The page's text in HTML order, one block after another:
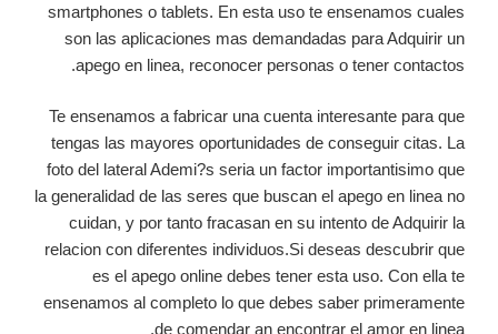
smartphones o tablets. En esta uso te ensenamos cuales
son las aplicaciones mas demandadas para Adquirir un
apego en linea, reconocer personas o tener contactos.
Te ensenamos a fabricar una cuenta interesante para que
tengas las mayores oportunidades de conseguir citas. La
foto del lateral Ademi?s seri­a un factor importantisimo que
la generalidad de las seres que buscan el apego en linea no
cuidan, y por tanto fracasan en su intento de Adquirir la
relacion con diferentes individuos.Si deseas descubrir que
es el apego online debes tener esta uso. Con ella te
ensenamos al completo lo que debes saber primeramente
de comendar an encontrar el amor en linea.